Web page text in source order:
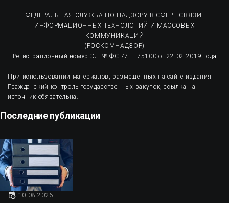
ФЕДЕРАЛЬНАЯ СЛУЖБА ПО НАДЗОРУ В СФЕРЕ СВЯЗИ,
ИНФОРМАЦИОННЫХ ТЕХНОЛОГИЙ И МАССОВЫХ
КОММУНИКАЦИЙ
(РОСКОМНАДЗОР)
Регистрационный номер ЭЛ № ФС 77 — 75100 от 22.02.2019 года
При использовании материалов, размещенных на сайте издания
Гражданский контроль государственных закупок, ссылка на
источник обязательна.
Последние публикации
10.08.2026